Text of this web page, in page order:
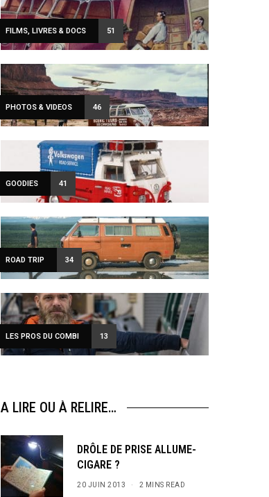
FILMS, LIVRES & DOCS 51
PHOTOS & VIDEOS 46
GOODIES 41
ROAD TRIP 34
LES PROS DU COMBI 13
A LIRE OU À RELIRE…
DRÔLE DE PRISE ALLUME-
CIGARE ?
20 JUIN 2013 2 MINS READ